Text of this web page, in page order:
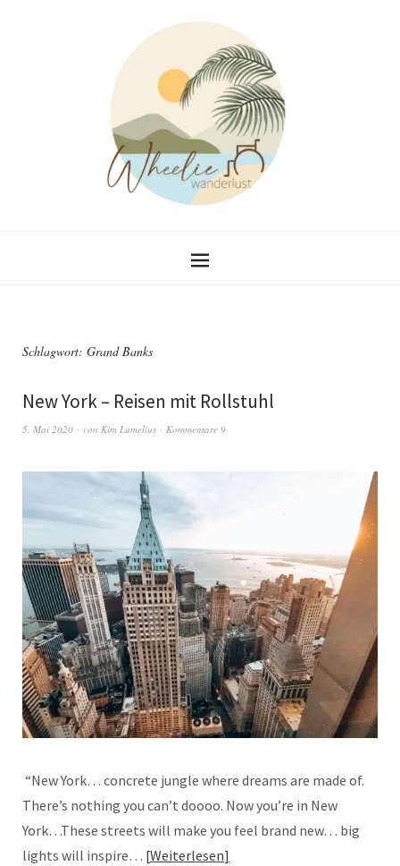
Schlagwort: Grand Banks
New York – Reisen mit Rollstuhl
5. Mai 2020 von Kim Lumelius Kommentare 9
“New York… concrete jungle where dreams are made of.
There’s nothing you can’t doooo. Now you’re in New
York…These streets will make you feel brand new… big
lights will inspire… Weiterlesen